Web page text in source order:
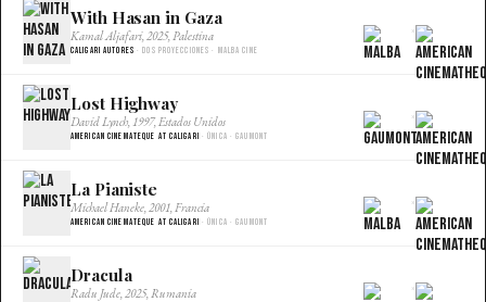
With Hasan in Gaza
Kamal Aljafari, 2025, Palestina
Caligari Autores · Dos proyecciones · Malba Cine
×
Lost Highway
David Lynch, 1997, Estados Unidos
American Cinemateque at Caligari · Única · Gaumont
×
La Pianiste
Michael Haneke, 2001, Francia
American Cinemateque at Caligari · Única · Gaumont
×
Dracula
Radu Jude, 2025, Rumania ×